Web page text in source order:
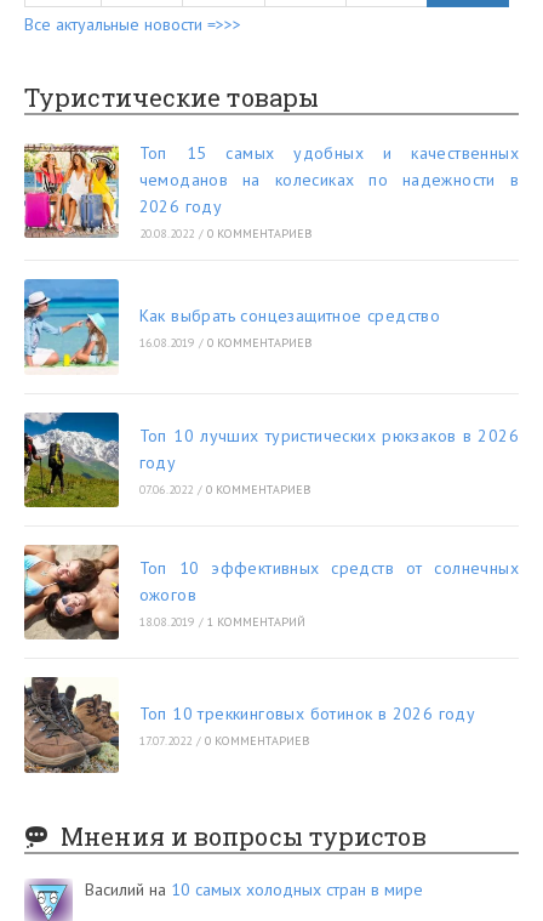
Все актуальные новости =>>>
Туристические товары
Топ 15 самых удобных и качественных
чемоданов на колесиках по надежности в
2026 году
20.08.2022 / 0 КОММЕНТАРИЕВ
Как выбрать сонцезащитное средство
16.08.2019 / 0 КОММЕНТАРИЕВ
Топ 10 лучших туристических рюкзаков в 2026
году
07.06.2022 / 0 КОММЕНТАРИЕВ
Топ 10 эффективных средств от солнечных
ожогов
18.08.2019 / 1 КОММЕНТАРИЙ
Топ 10 треккинговых ботинок в 2026 году
17.07.2022 / 0 КОММЕНТАРИЕВ
Мнения и вопросы туристов
Василий на 10 самых холодных стран в мире